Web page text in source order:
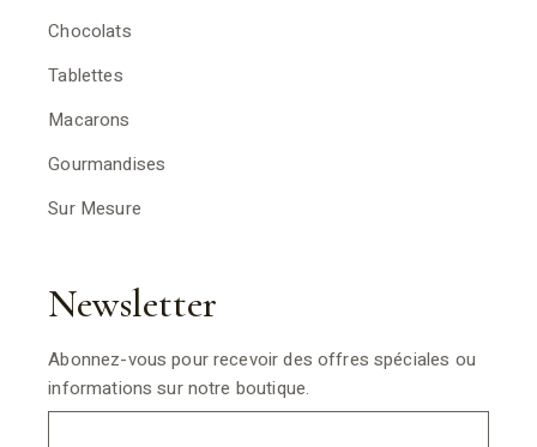
Chocolats
Tablettes
Macarons
Gourmandises
Sur Mesure
Newsletter
Abonnez-vous pour recevoir des offres spéciales ou
informations sur notre boutique.